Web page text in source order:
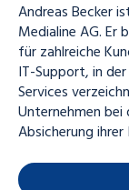
Andreas Becker
Medialine AG. Er
für zahlreiche
IT-Support, in
Services
Unternehmen bei
Absicherung